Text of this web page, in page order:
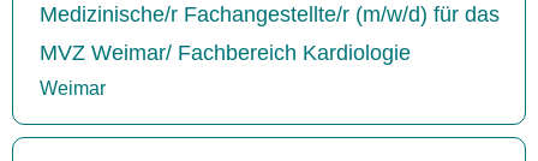
Medizinische/r Fachangestellte/r (m/w/d) für das
MVZ Weimar/ Fachbereich Kardiologie
Weimar